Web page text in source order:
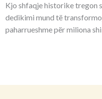
Kjo shfaqje historike tregon
dedikimi mund të
paharrueshme për miliona